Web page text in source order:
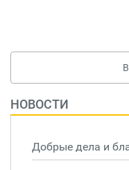
НОВОСТИ
Добрые дела и